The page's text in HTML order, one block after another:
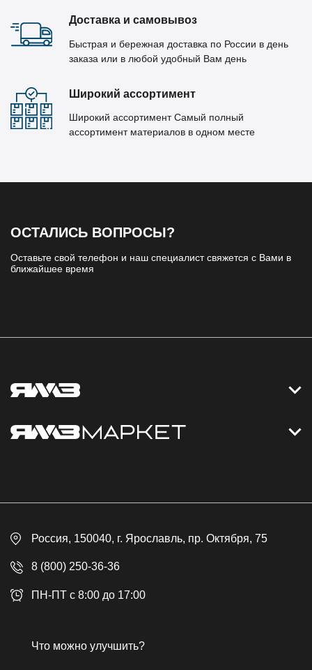
Доставка и самовывоз
Быстрая и бережная доставка по России в день
заказа или в любой удобный Вам день
Широкий ассортимент
Широкий ассортимент Самый полный
ассортимент материалов в одном месте
ОСТАЛИСЬ ВОПРОСЫ?
Оставьте свой телефон и наш специалист свяжется с Вами в
ближайшее время
Контакты
Доставка
Контакты
Гарантия
Публичная оферта
Россия, 150040, г. Ярославль, пр. Октября, 75
8 (800) 250-36-36
ПН-ПТ с 8:00 до 17:00
Что можно улучшить?